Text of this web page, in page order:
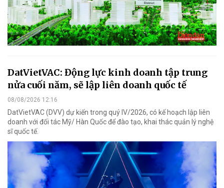
DatVietVAC: Động lực kinh doanh tập trung
nửa cuối năm, sẽ lập liên doanh quốc tế
08/08/2026 12:16
DatVietVAC (DVV) dự kiến trong quý IV/2026, có kế hoạch lập liên
doanh với đối tác Mỹ/ Hàn Quốc để đào tạo, khai thác quản lý nghệ
sĩ quốc tế.